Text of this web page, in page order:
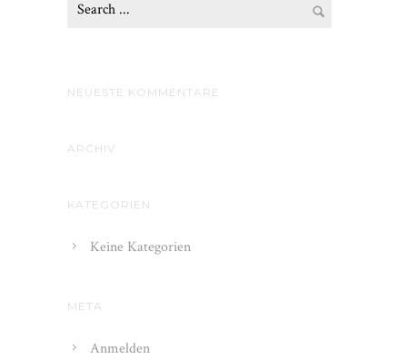
NEUESTE KOMMENTARE
ARCHIV
KATEGORIEN
Keine Kategorien
META
Anmelden